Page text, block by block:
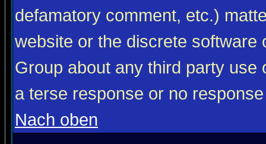
defamatory comment, etc.)
website or the discrete software
Group about any third party
a terse response or no
Nach oben